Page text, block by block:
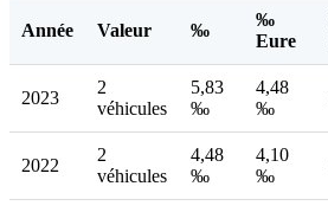
Année Valeur ‰
‰
Eure
2023
2
véhicules
5,83
‰
4,48
‰
2022
2
véhicules
4,48
‰
4,10
‰